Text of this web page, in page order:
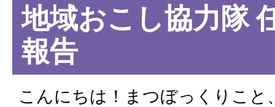
地域おこし協力隊
報告
こんにちは！まつぼっくりこと